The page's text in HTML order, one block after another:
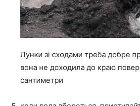
Лунки зі сходами треба добре
вона не доходила до краю
сантиметри